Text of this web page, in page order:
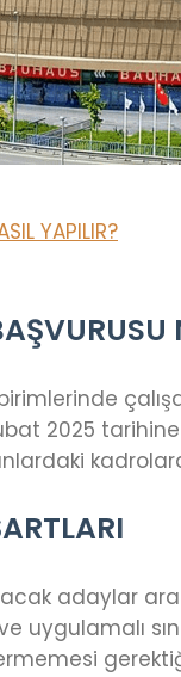
YAPILIR?
2025
adaylar
uygulamalı